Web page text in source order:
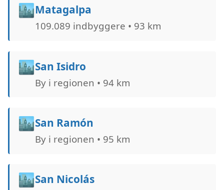
🏙️Matagalpa
109.089 indbyggere • 93 km
🏙️San Isidro
By i regionen • 94 km
🏙️San Ramón
By i regionen • 95 km
🏙️San Nicolás